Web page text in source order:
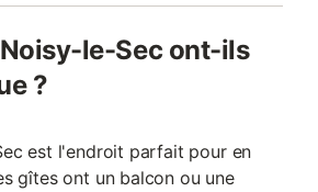
le-Sec ont-ils
?
est l'endroit parfait pour en
gîtes ont un balcon ou une